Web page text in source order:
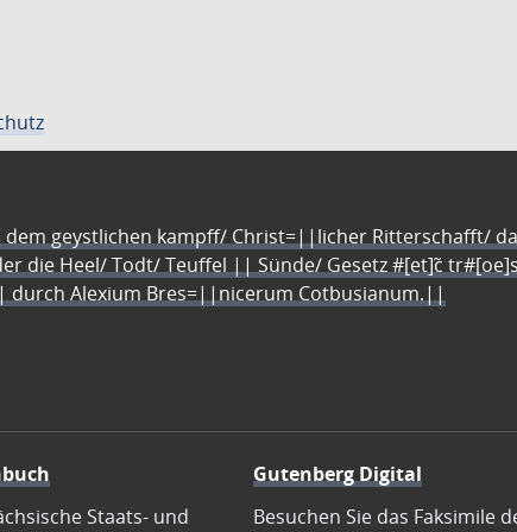
geystlichen kampff/ Christ=||licher Ritterschafft/
die Heel/ Todt/ Teuffel || Sünde/ Gesetz #[et]c̃
durch Alexium Bres=||nicerum Cotbusianum.||
Staats- und
Gutenberg Digital
Besuchen Sie das Faksimile